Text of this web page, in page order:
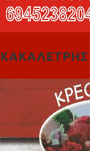
ΚΑΚΑΛΕΤΡΗΣ